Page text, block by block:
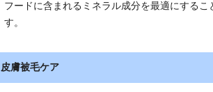
フードに含まれるミネラル成分を最適にする
す。
皮膚被毛ケア